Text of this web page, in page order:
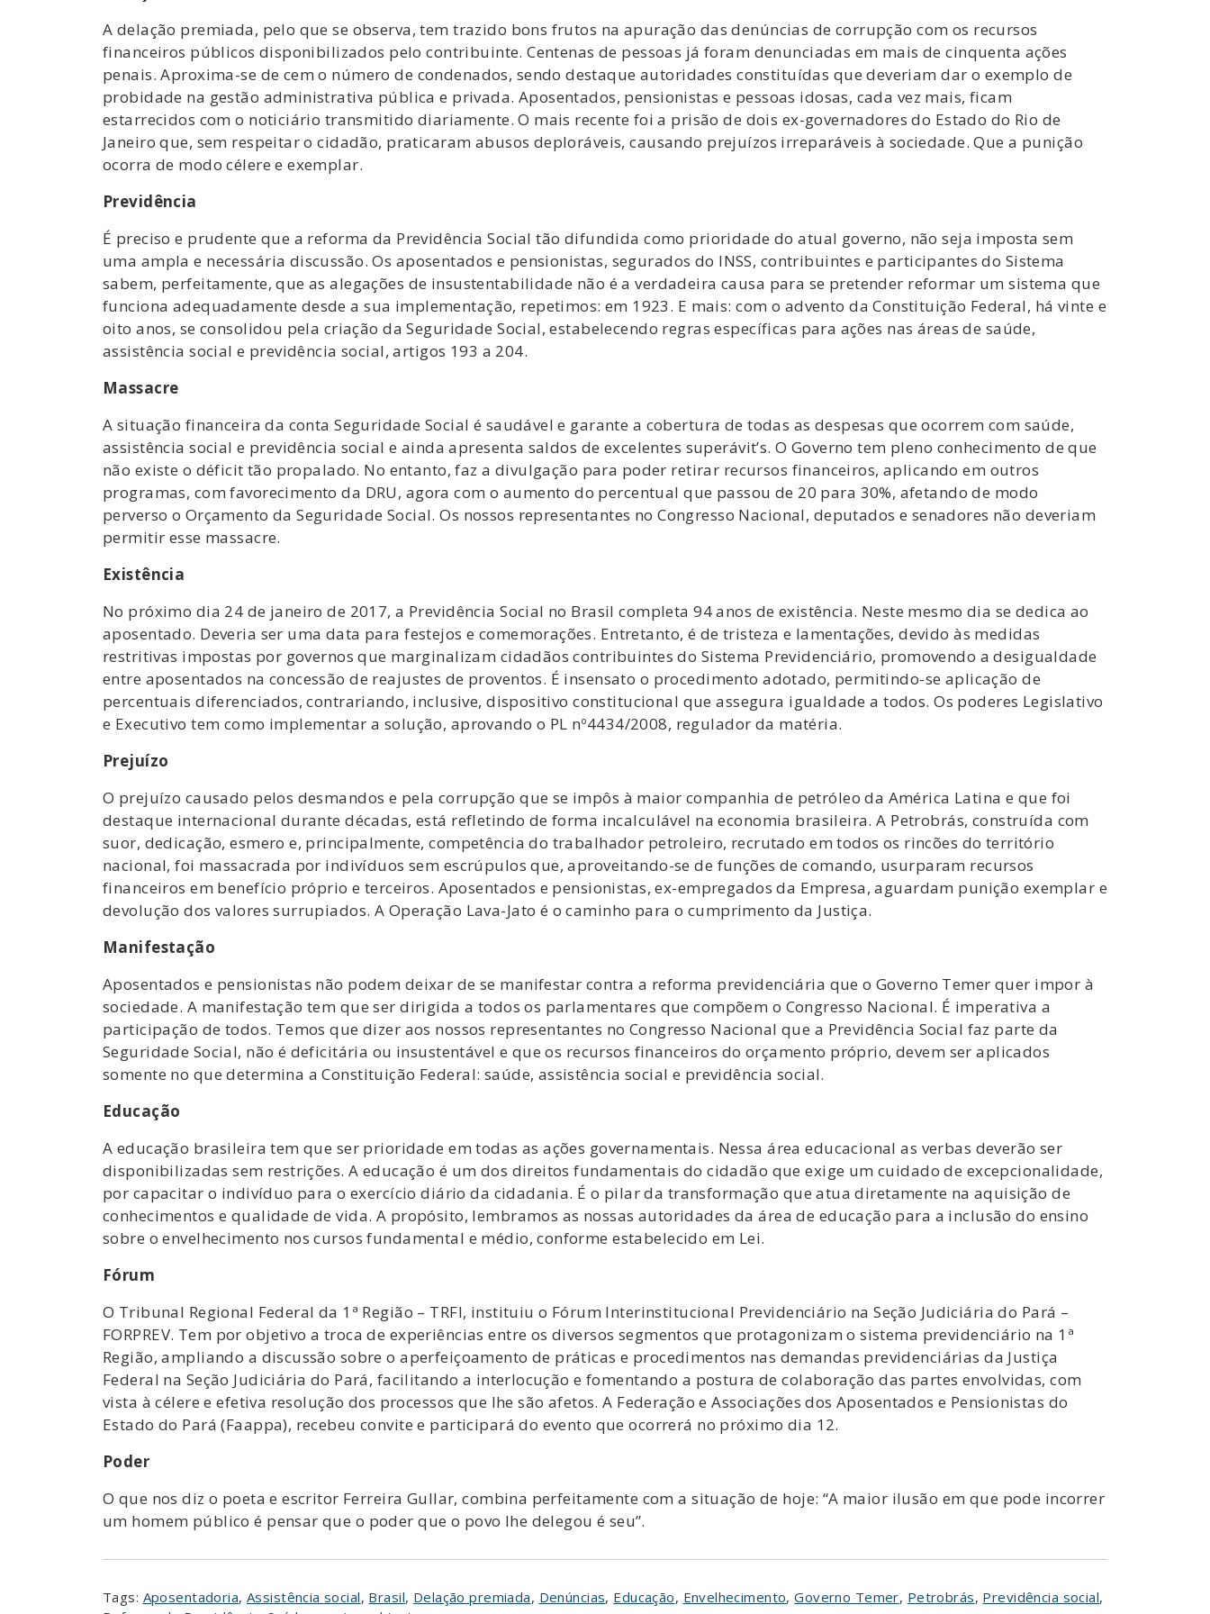
A delação premiada, pelo que se observa, tem trazido bons frutos na apuração das denúncias de corrupção com os recursos
financeiros públicos disponibilizados pelo contribuinte. Centenas de pessoas já foram denunciadas em mais de cinquenta ações
penais. Aproxima-se de cem o número de condenados, sendo destaque autoridades constituídas que deveriam dar o exemplo de
probidade na gestão administrativa pública e privada. Aposentados, pensionistas e pessoas idosas, cada vez mais, ficam
estarrecidos com o noticiário transmitido diariamente. O mais recente foi a prisão de dois ex-governadores do Estado do Rio de
Janeiro que, sem respeitar o cidadão, praticaram abusos deploráveis, causando prejuízos irreparáveis à sociedade. Que a punição
ocorra de modo célere e exemplar.
Previdência
É preciso e prudente que a reforma da Previdência Social tão difundida como prioridade do atual governo, não seja imposta sem
uma ampla e necessária discussão. Os aposentados e pensionistas, segurados do INSS, contribuintes e participantes do Sistema
sabem, perfeitamente, que as alegações de insustentabilidade não é a verdadeira causa para se pretender reformar um sistema que
funciona adequadamente desde a sua implementação, repetimos: em 1923. E mais: com o advento da Constituição Federal, há vinte e
oito anos, se consolidou pela criação da Seguridade Social, estabelecendo regras específicas para ações nas áreas de saúde,
assistência social e previdência social, artigos 193 a 204.
Massacre
A situação financeira da conta Seguridade Social é saudável e garante a cobertura de todas as despesas que ocorrem com saúde,
assistência social e previdência social e ainda apresenta saldos de excelentes superávit’s. O Governo tem pleno conhecimento de que
não existe o déficit tão propalado. No entanto, faz a divulgação para poder retirar recursos financeiros, aplicando em outros
programas, com favorecimento da DRU, agora com o aumento do percentual que passou de 20 para 30%, afetando de modo
perverso o Orçamento da Seguridade Social. Os nossos representantes no Congresso Nacional, deputados e senadores não deveriam
permitir esse massacre.
Existência
No próximo dia 24 de janeiro de 2017, a Previdência Social no Brasil completa 94 anos de existência. Neste mesmo dia se dedica ao
aposentado. Deveria ser uma data para festejos e comemorações. Entretanto, é de tristeza e lamentações, devido às medidas
restritivas impostas por governos que marginalizam cidadãos contribuintes do Sistema Previdenciário, promovendo a desigualdade
entre aposentados na concessão de reajustes de proventos. É insensato o procedimento adotado, permitindo-se aplicação de
percentuais diferenciados, contrariando, inclusive, dispositivo constitucional que assegura igualdade a todos. Os poderes Legislativo
e Executivo tem como implementar a solução, aprovando o PL nº4434/2008, regulador da matéria.
Prejuízo
O prejuízo causado pelos desmandos e pela corrupção que se impôs à maior companhia de petróleo da América Latina e que foi
destaque internacional durante décadas, está refletindo de forma incalculável na economia brasileira. A Petrobrás, construída com
suor, dedicação, esmero e, principalmente, competência do trabalhador petroleiro, recrutado em todos os rincões do território
nacional, foi massacrada por indivíduos sem escrúpulos que, aproveitando-se de funções de comando, usurparam recursos
financeiros em benefício próprio e terceiros. Aposentados e pensionistas, ex-empregados da Empresa, aguardam punição exemplar e
devolução dos valores surrupiados. A Operação Lava-Jato é o caminho para o cumprimento da Justiça.
Manifestação
Aposentados e pensionistas não podem deixar de se manifestar contra a reforma previdenciária que o Governo Temer quer impor à
sociedade. A manifestação tem que ser dirigida a todos os parlamentares que compõem o Congresso Nacional. É imperativa a
participação de todos. Temos que dizer aos nossos representantes no Congresso Nacional que a Previdência Social faz parte da
Seguridade Social, não é deficitária ou insustentável e que os recursos financeiros do orçamento próprio, devem ser aplicados
somente no que determina a Constituição Federal: saúde, assistência social e previdência social.
Educação
A educação brasileira tem que ser prioridade em todas as ações governamentais. Nessa área educacional as verbas deverão ser
disponibilizadas sem restrições. A educação é um dos direitos fundamentais do cidadão que exige um cuidado de excepcionalidade,
por capacitar o indivíduo para o exercício diário da cidadania. É o pilar da transformação que atua diretamente na aquisição de
conhecimentos e qualidade de vida. A propósito, lembramos as nossas autoridades da área de educação para a inclusão do ensino
sobre o envelhecimento nos cursos fundamental e médio, conforme estabelecido em Lei.
Fórum
O Tribunal Regional Federal da 1ª Região – TRFI, instituiu o Fórum Interinstitucional Previdenciário na Seção Judiciária do Pará –
FORPREV. Tem por objetivo a troca de experiências entre os diversos segmentos que protagonizam o sistema previdenciário na 1ª
Região, ampliando a discussão sobre o aperfeiçoamento de práticas e procedimentos nas demandas previdenciárias da Justiça
Federal na Seção Judiciária do Pará, facilitando a interlocução e fomentando a postura de colaboração das partes envolvidas, com
vista à célere e efetiva resolução dos processos que lhe são afetos. A Federação e Associações dos Aposentados e Pensionistas do
Estado do Pará (Faappa), recebeu convite e participará do evento que ocorrerá no próximo dia 12.
Poder
O que nos diz o poeta e escritor Ferreira Gullar, combina perfeitamente com a situação de hoje: “A maior ilusão em que pode incorrer
um homem público é pensar que o poder que o povo lhe delegou é seu”.
Tags: Aposentadoria, Assistência social, Brasil, Delação premiada, Denúncias, Educação, Envelhecimento,Governo Temer, Petrobrás, Previdência social,